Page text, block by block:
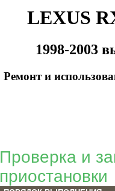
LEXUS
1998-2003
Ремонт и
Проверка и
приостановки